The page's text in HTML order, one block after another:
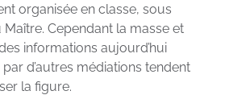
organisée en classe, sous
Maître. Cependant la masse et
informations aujourd’hui
d’autres médiations tendent
la figure.